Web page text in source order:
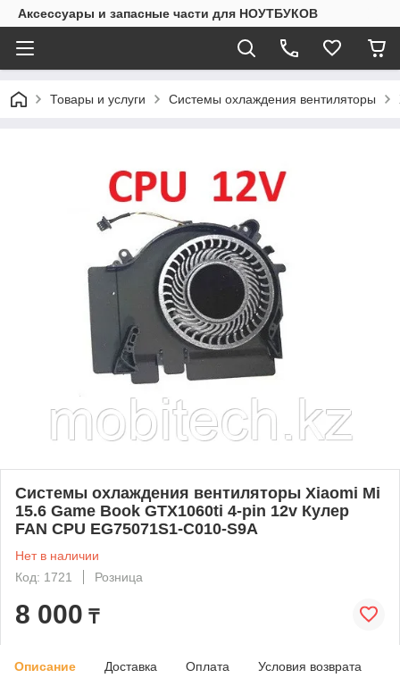
Аксессуары и запасные части для НОУТБУКОВ
Товары и услуги Системы охлаждения вентиляторы
Системы охлаждения вентиляторы Xiaomi Mi
15.6 Game Book GTX1060ti 4-pin 12v Кулер
FAN CPU EG75071S1-C010-S9A
Нет в наличии
Код: 1721
Розница
8 000 ₸
Описание Доставка Оплата Условия возврата